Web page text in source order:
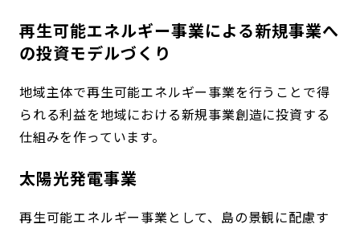
再生可能エネルギー事業による新規事業へ
の投資モデルづくり
地域主体で再生可能エネルギー事業を行うことで得
られる利益を地域における新規事業創造に投資する
仕組みを作っています。
太陽光発電事業
再生可能エネルギー事業として、島の景観に配慮す